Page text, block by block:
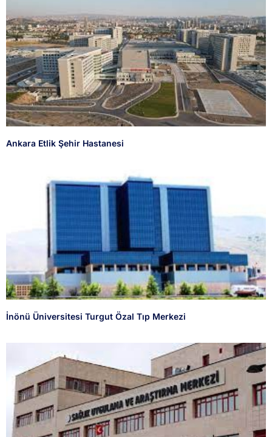
Ankara Etlik Şehir Hastanesi
İnönü Üniversitesi Turgut Özal Tıp Merkezi